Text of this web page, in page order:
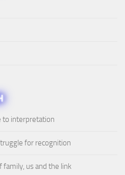
to interpretation
for recognition
us and the link